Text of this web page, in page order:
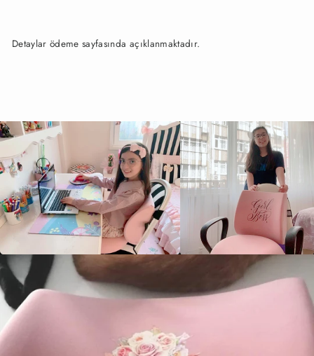
Detaylar ödeme sayfasında açıklanmaktadır.